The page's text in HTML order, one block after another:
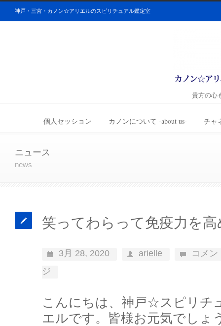
神戸・三宮・カノン☆アリエルのスピリチュアル鑑定室
貴方の心
個人セッション カノンについて -about us- チャ
ニュース
news
笑ってわらって免疫力を
3月 28, 2020 arielle
コメン
ジ
こんにちは、神戸☆スピリチ
エルです。皆様お元気でしょ